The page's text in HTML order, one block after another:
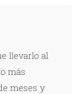
llevarlo al
más
meses y